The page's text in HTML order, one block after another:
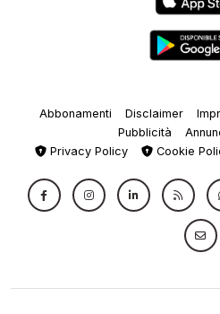
Abbonamenti Disclaimer
Pubblicità
Privacy Policy
Cookie